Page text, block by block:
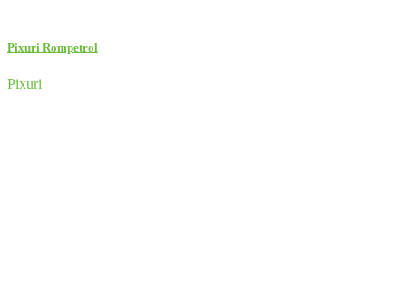
Pixuri Rompetrol
Pixuri